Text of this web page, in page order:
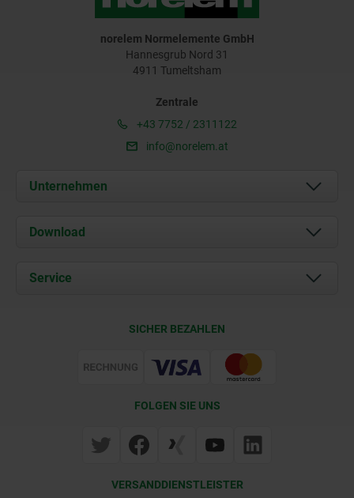
norelem Normelemente GmbH
Hannesgrub Nord 31
4911 Tumeltsham
Zentrale
+43 7752 / 2311122
info@norelem.at
Unternehmen
Über uns
Kontakt
Download
Dokumente
Service
SICHER BEZAHLEN
FOLGEN SIE UNS
VERSANDDIENSTLEISTER